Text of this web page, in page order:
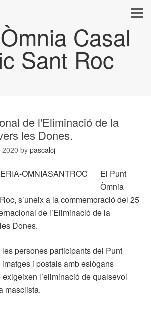
Casal
Sant Roc
de l'Eliminació de la
les Dones.
2020 bypascalcj
El Punt
Òmnia
s’uneix a la commemoració del 25
de l’Eliminació de la
Dones.
les persones participants del Punt
i postals amb eslògans
l’eliminació de qualsevol
masclista.